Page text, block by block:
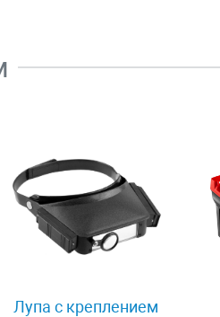
Лупа с креплением